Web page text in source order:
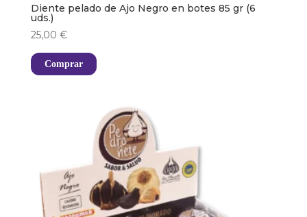
Diente pelado de Ajo Negro en botes 85 gr (6
uds.)
25,00 €
Comprar